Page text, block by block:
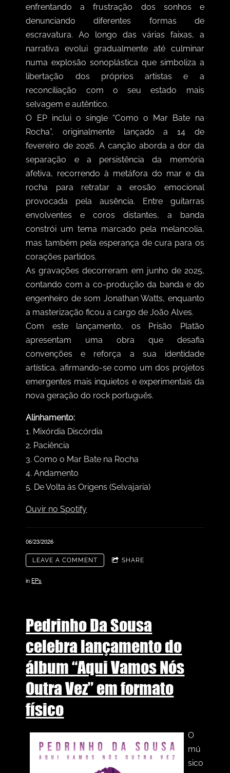
enfrentando a frustração dos sonhos e
denunciando diferentes formas de
escravatura. Ao longo das várias faixas, a
narrativa evolui gradualmente até culminar
numa explosão sonoplástica que simboliza a
libertação dos próprios artistas e a
reconciliação com o seu estado mais
selvagem e autêntico.
O EP inclui o single “Como o Mar Bate na
Rocha”, originalmente lançado a 14 de
fevereiro de 2026. A canção aborda a dor da
separação e a persistência da memória
afetiva, recorrendo à metáfora do mar e da
rocha para retratar a erosão emocional
provocada pela ausência. Entre guitarras
envolventes e coros distantes, a banda
constrói um tema marcado pela melancolia,
mas também pela esperança de cura para os
corações partidos.
As gravações decorreram em junho de 2025,
contando com a co-produção da banda e do
engenheiro de som Jonathan Watts, enquanto
a masterização ficou a cargo de João Alves.
Com este lançamento, os Prisão Platão
apresentam uma obra que desafia
convenções e reforça a sua identidade
artística, afirmando-se como um dos projetos
emergentes mais inquietos e experimentais da
nova geração do rock português.
Alinhamento:
1. Mixórdia Discórdia
2. Paciência
3. Como o Mar Bate na Rocha
4. Andamento
5. De Volta às Origens (Selvajaria)
Ouvir no Spotify
06/23/2026
LEAVE A COMMENT SHARE
in EPs
Pedrinho Da Sousa
celebra lançamento do
álbum “Aqui Vamos Nós
Outra Vez” em formato
físico
O
mú
sico